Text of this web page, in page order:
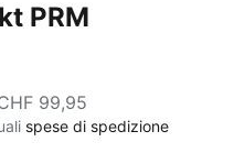
PRM
99,95
spese di spedizione